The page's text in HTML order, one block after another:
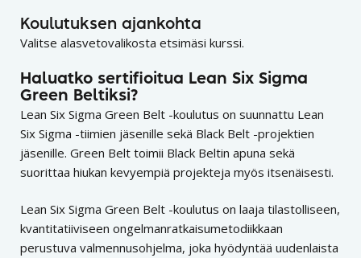
Koulutuksen ajankohta
Valitse alasvetovalikosta etsimäsi kurssi.
Haluatko sertifioitua Lean Six Sigma
Green Beltiksi?
Lean Six Sigma Green Belt -koulutus on suunnattu Lean
Six Sigma -tiimien jäsenille sekä Black Belt -projektien
jäsenille. Green Belt toimii Black Beltin apuna sekä
suorittaa hiukan kevyempiä projekteja myös itsenäisesti.
Lean Six Sigma Green Belt -koulutus on laaja tilastolliseen,
kvantitatiiviseen ongelmanratkaisumetodiikkaan
perustuva valmennusohjelma, joka hyödyntää uudenlaista